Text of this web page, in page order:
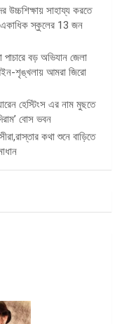
সাহায্য করতে
একাধিক স্কুলের 13 জন
বড় অভিযান জেলা
শৃঙ্খলায় আমরা জিরো
হেস্টিংস এর নাম মুছতে
বোস ভবন
কথা শুনে বাড়িতে